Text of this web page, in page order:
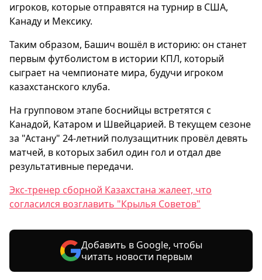
игроков, которые отправятся на турнир в США,
Канаду и Мексику.
Таким образом, Башич вошёл в историю: он станет
первым футболистом в истории КПЛ, который
сыграет на чемпионате мира, будучи игроком
казахстанского клуба.
На групповом этапе боснийцы встретятся с
Канадой, Катаром и Швейцарией. В текущем сезоне
за "Астану" 24-летний полузащитник провёл девять
матчей, в которых забил один гол и отдал две
результативные передачи.
Экс-тренер сборной Казахстана жалеет, что
согласился возглавить "Крылья Советов"
Добавить в Google, чтобы
читать новости первым